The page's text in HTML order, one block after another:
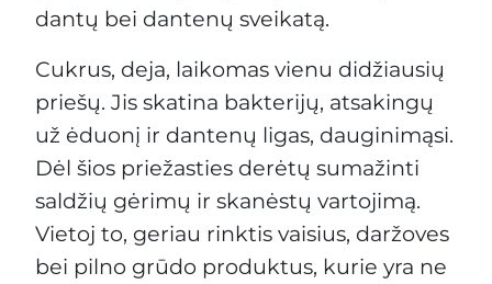
dantų bei dantenų sveikatą.
Cukrus, deja, laikomas vienu didžiausių
priešų. Jis skatina bakterijų, atsakingų
už ėduonį ir dantenų ligas, dauginimąsi.
Dėl šios priežasties derėtų sumažinti
saldžių gėrimų ir skanėstų vartojimą.
Vietoj to, geriau rinktis vaisius, daržoves
bei pilno grūdo produktus, kurie yra ne